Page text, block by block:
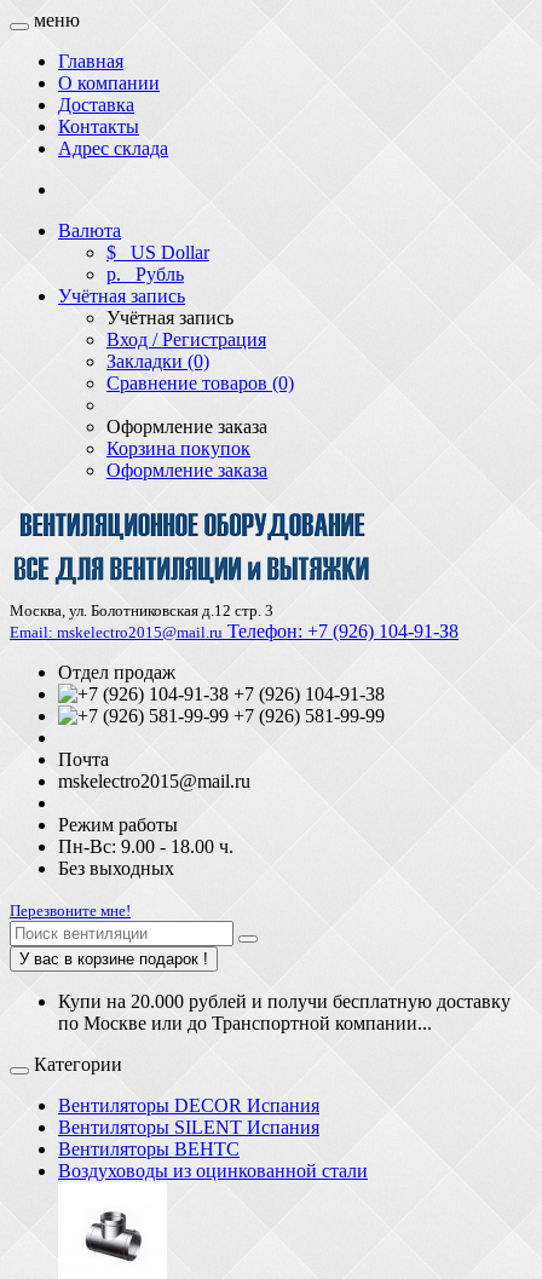
меню
Главная
О компании
Доставка
Контакты
Адрес склада
Валюта
$ US Dollar
р. Рубль
Учётная запись
Учётная запись
Вход / Регистрация
Закладки (0)
Сравнение товаров (0)
Оформление заказа
Корзина покупок
Оформление заказа
Москва, ул. Болотниковская д.12 стр. 3
Email: mskelectro2015@mail.ru Телефон: +7 (926) 104-91-З8
Отдел продаж
+7 (926) 104-91-38
+7 (926) 581-99-99
Почта
mskelectro2015@mail.ru
Режим работы
Пн-Вс: 9.00 - 18.00 ч.
Без выходных
Перезвоните мне!
У вас в корзине подарок !
Купи на 20.000 рублей и получи бесплатную доставку
по Москве или до Транспортной компании...
Категории
Вентиляторы DECOR Испания
Вентиляторы SILENT Испания
Вентиляторы ВЕНТС
Воздуховоды из оцинкованной стали